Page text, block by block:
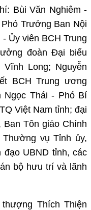
Bùi Văn Nghiêm -
Trưởng Ban Nội
Ủy viên BCH Trung
đoàn Đại biểu
Long; Nguyễn
BCH Trung ương
Ngọc Thái - Phó Bí
Việt Nam tỉnh; đại
Tôn giáo Chính
vụ Tỉnh ủy,
UBND tỉnh, các
bộ hưu trí và lãnh
Thích Thiện